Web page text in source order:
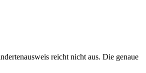
reicht nicht aus. Die genaue